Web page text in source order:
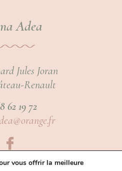
Adea
Jules Joran
Renault
62 19 72
vous offrir la meilleure